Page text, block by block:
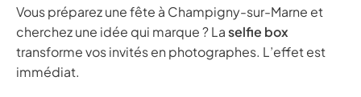
Vous préparez une fête à Champigny-sur-Marne et
cherchez une idée qui marque ? Laselfie box
transforme vos invités en photographes. L’effet est
immédiat.